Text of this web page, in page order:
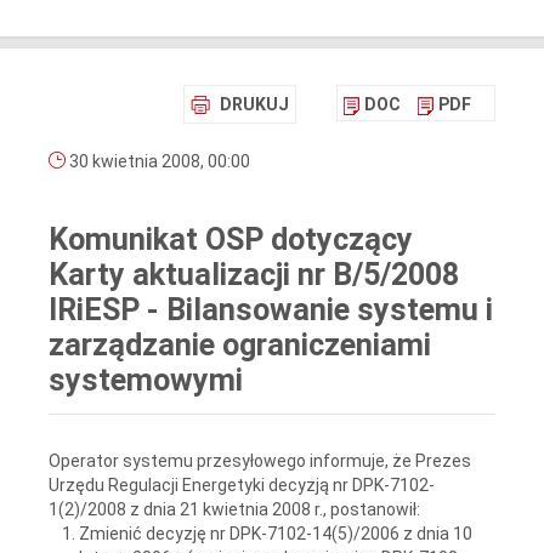
DRUKUJ DOC PDF
30 kwietnia 2008, 00:00
Komunikat OSP dotyczący
Karty aktualizacji nr B/5/2008
IRiESP - Bilansowanie systemu i
zarządzanie ograniczeniami
systemowymi
Operator systemu przesyłowego informuje, że Prezes
Urzędu Regulacji Energetyki decyzją nr DPK-7102-
1(2)/2008 z dnia 21 kwietnia 2008 r., postanowił:
Zmienić decyzję nr DPK-7102-14(5)/2006 z dnia 10